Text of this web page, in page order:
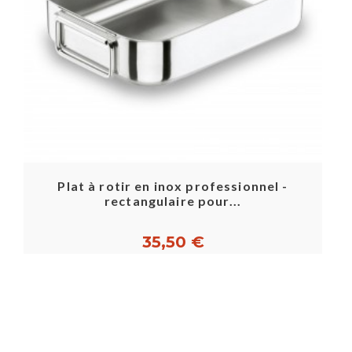
Plat à rotir en inox professionnel -
rectangulaire pour...
35,50 €